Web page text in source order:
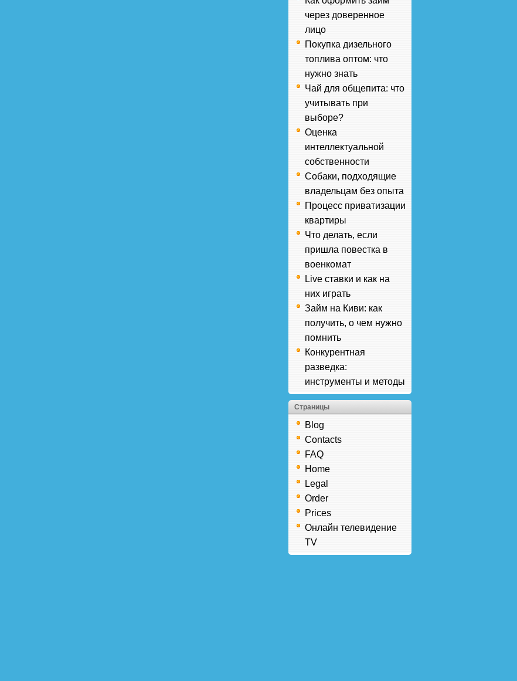
через доверенное
лицо
Покупка дизельного
топлива оптом: что
нужно знать
Чай для общепита: что
учитывать при
выборе?
Оценка
интеллектуальной
собственности
Собаки, подходящие
владельцам без опыта
Процесс приватизации
квартиры
Что делать, если
пришла повестка в
военкомат
Live ставки и как на
них играть
Займ на Киви: как
получить, о чем нужно
помнить
Конкурентная
разведка:
инструменты и методы
Страницы
Blog
Contacts
FAQ
Home
Legal
Order
Prices
Онлайн телевидение
TV